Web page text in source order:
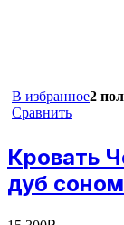
В избранное2
Сравнить
Кровать
дуб